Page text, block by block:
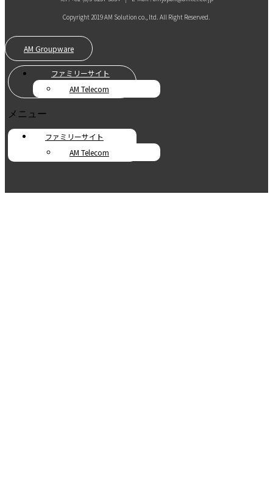
Copyright 2019 AM Solution co., ltd. All Right Reserved.
AM Groupware
ファミリーサイト
AM Telecom
メニュー
ファミリーサイト
AM Telecom